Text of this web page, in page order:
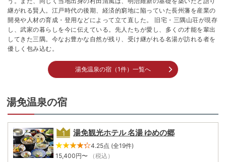
継がれる賢人。江戸時代の後期、経済的窮地に陥っていた長州藩を産業の
開発や人材の育成・登用などによって立て直した。 旧宅・三隅山荘が現存
し、武家の暮らしを今に伝えている。先人たちが愛し、多くの才能を輩出
してきた三隅。今なお豊かな自然が残り、受け継がれる名湯が訪れる者を
優しく包み込む。
湯免温泉の宿（1件）一覧へ
湯免温泉の宿
湯免観光ホテル 名湯 ゆめの郷
4.25点 (全19件)
15,400円〜
（税込）